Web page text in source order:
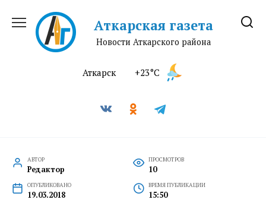
содержанию
Аткарская газета
Новости Аткарского района
Аткарск +23°C
АВТОР
Редактор
ПРОСМОТРОВ
10
ОПУБЛИКОВАНО
19.03.2018
ВРЕМЯ ПУБЛИКАЦИИ
15:50